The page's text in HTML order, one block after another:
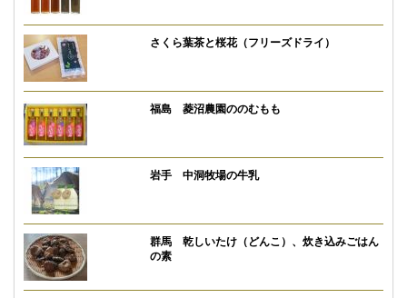
さくら葉茶と桜花（フリーズドライ）
福島 菱沼農園ののむもも
岩手 中洞牧場の牛乳
群馬 乾しいたけ（どんこ）、炊き込みごはん
の素